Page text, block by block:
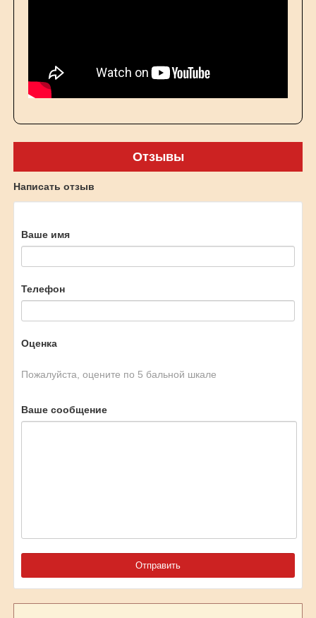
Отзывы
Написать отзыв
Ваше имя
Телефон
Оценка
Пожалуйста, оцените по 5 бальной шкале
Ваше сообщение